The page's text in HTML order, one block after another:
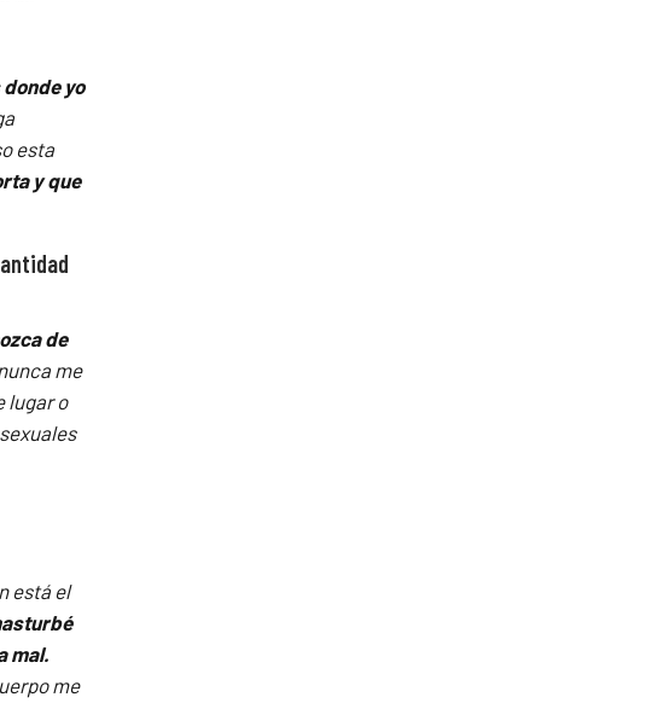
yo
esta
y que
de
me
lugar o
está el
mal.
me